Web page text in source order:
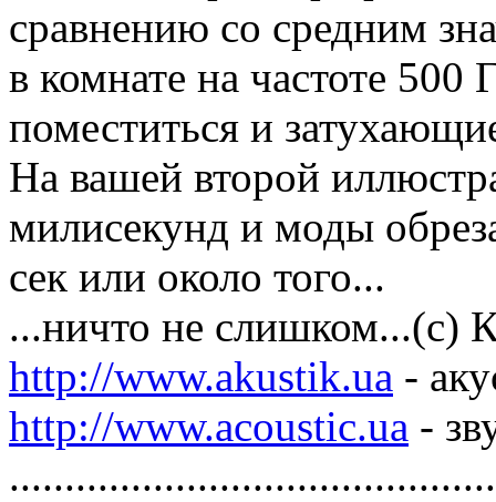
сравнению со средним
в комнате на частоте
поместиться и
На вашей второй
милисекунд и моды
сек или около того...
...ничто не слишком...(с)
http://www.akustik.ua -
http://www.acoustic.ua -
............................................